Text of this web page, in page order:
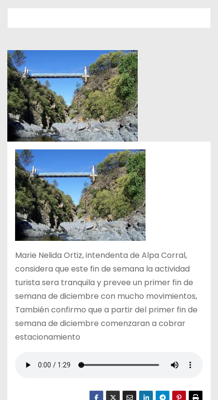
Marie Nelida Ortiz, intendenta de Alpa Corral,
considera que este fin de semana la actividad
turista sera tranquila y prevee un primer fin de
semana de diciembre con mucho movimientos,
También confirmo que a partir del primer fin de
semana de diciembre comenzaran a cobrar
estacionamiento